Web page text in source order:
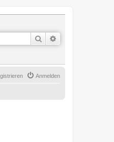
Suche
Anmelden